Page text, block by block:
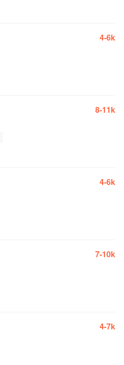
4-6k
8-11k
4-6k
7-10k
4-7k